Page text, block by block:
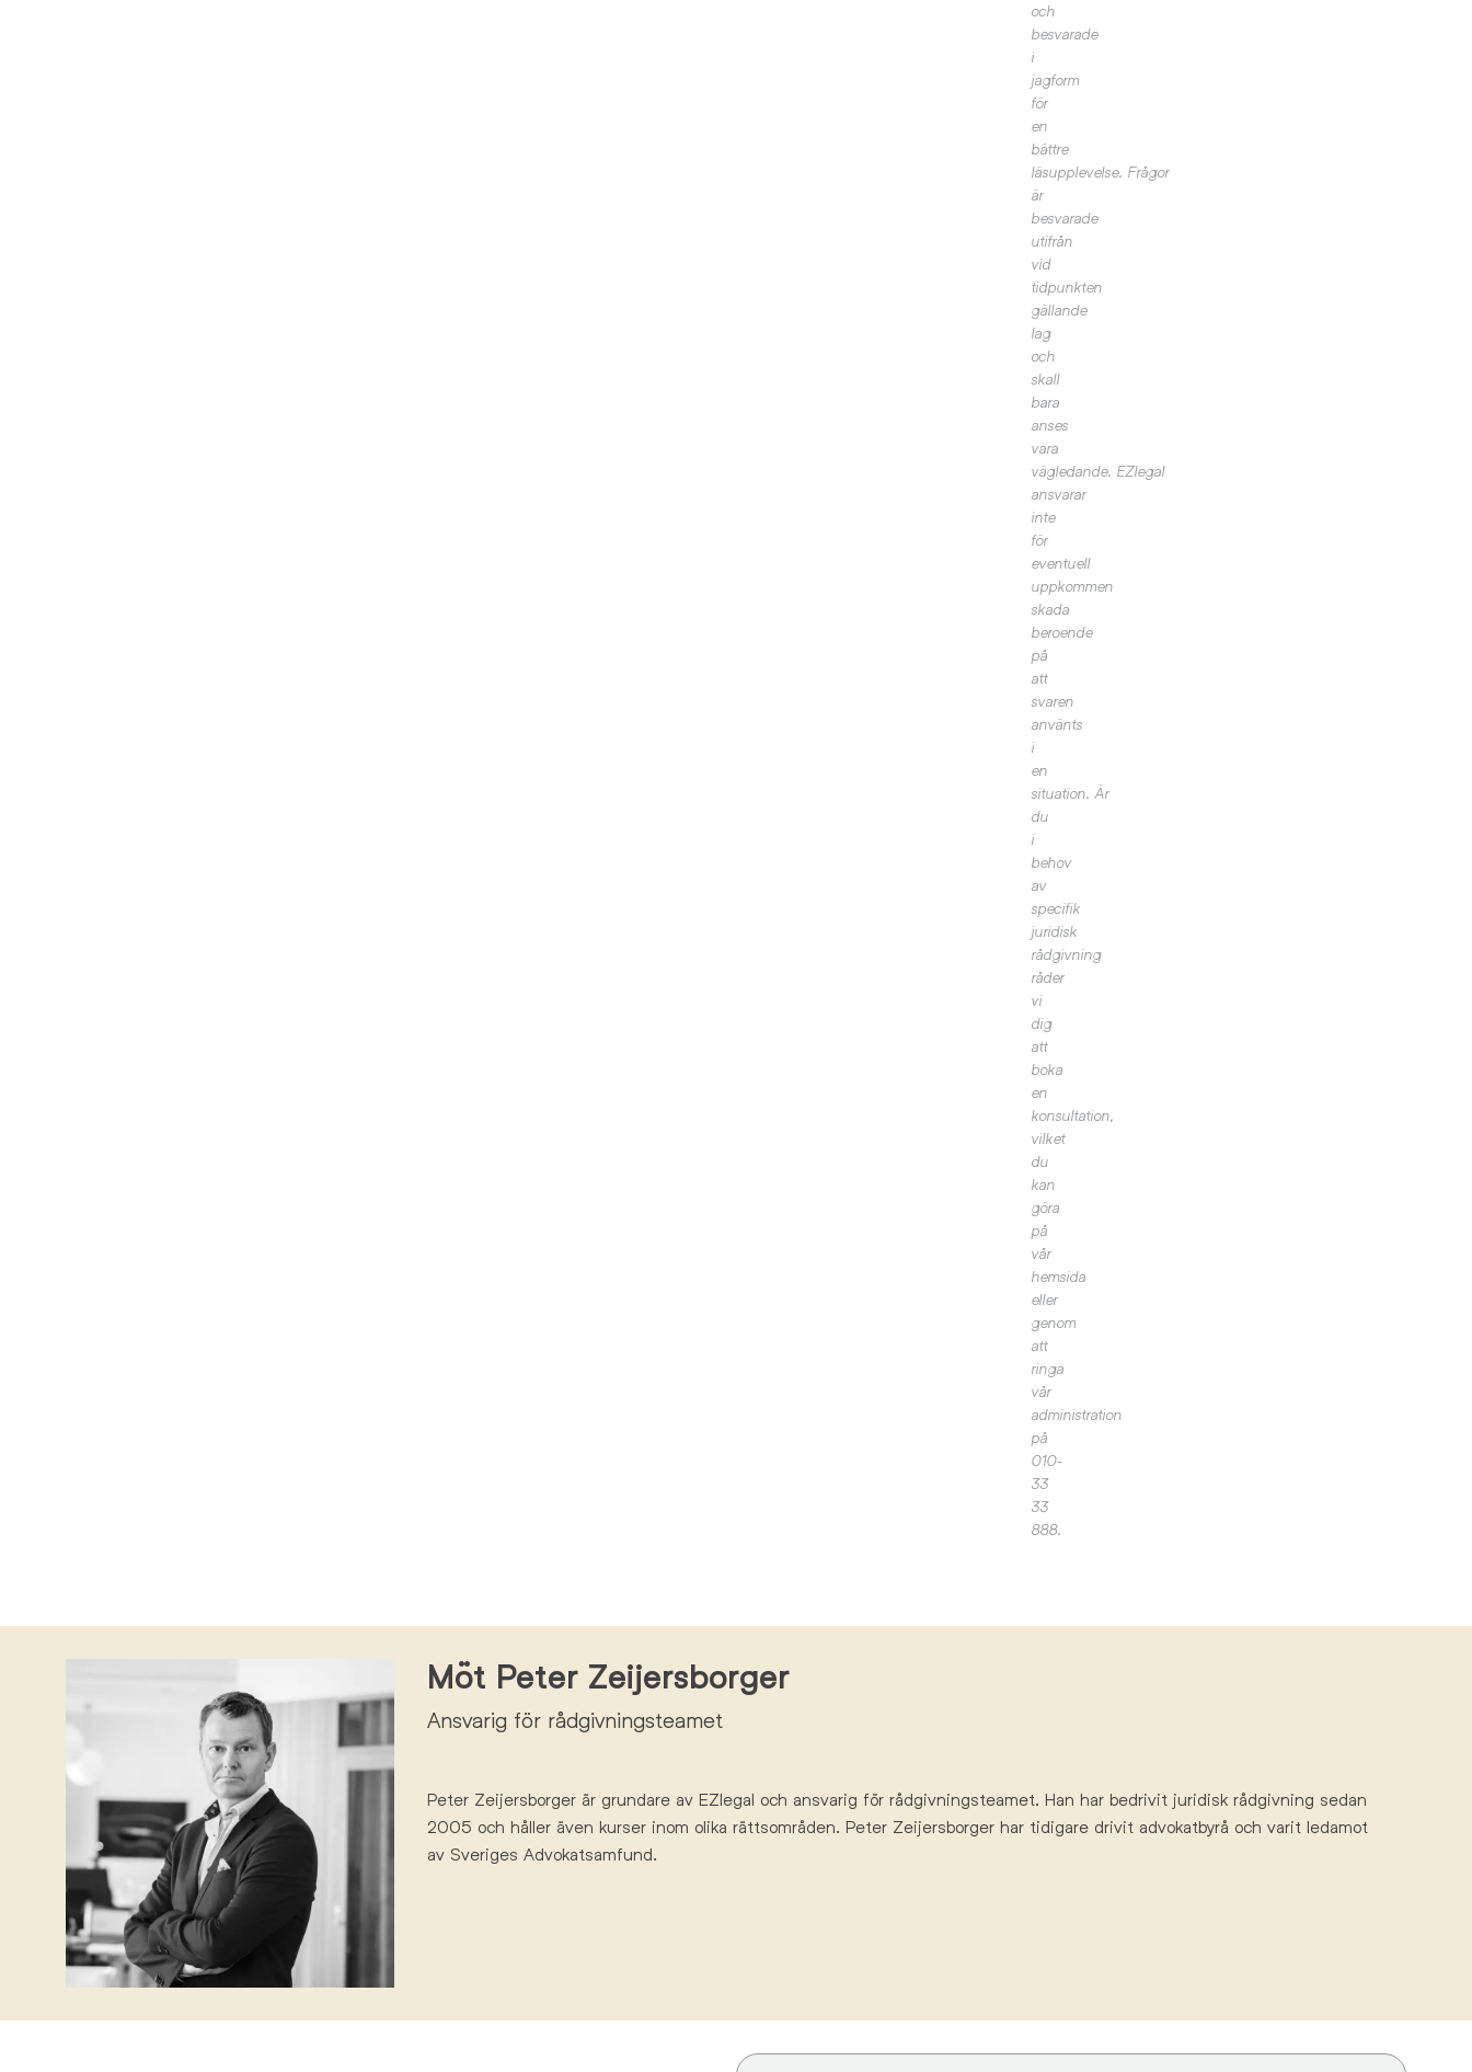
och
besvarade
i
jagform
för
en
bättre
läsupplevelse. Frågor
är
besvarade
utifrån
vid
tidpunkten
gällande
lag
och
skall
bara
anses
vara
vägledande. EZlegal
ansvarar
inte
för
eventuell
uppkommen
skada
beroende
på
att
svaren
använts
i
en
situation. Är
du
i
behov
av
specifik
juridisk
rådgivning
råder
vi
dig
att
boka
en
konsultation,
vilket
du
kan
göra
på
vår
hemsida
eller
genom
att
ringa
vår
administration
på
010-
33
33
888.
Möt Peter Zeijersborger
Ansvarig för rådgivningsteamet
Peter Zeijersborger är grundare av EZlegal och ansvarig för rådgivningsteamet. Han har bedrivit juridisk rådgivning sedan
2005 och håller även kurser inom olika rättsområden. Peter Zeijersborger har tidigare drivit advokatbyrå och varit ledamot
av Sveriges Advokatsamfund.